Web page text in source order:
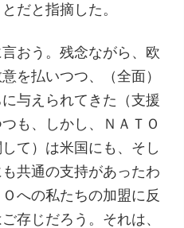
だと指摘した。
おう。残念ながら、欧
を払いつつ、（全面）
与えられてきた（支援
も、しかし、ＮＡＴＯ
て）は米国にも、そし
共通の支持があったわ
への私たちの加盟に反
存じだろう。それは、